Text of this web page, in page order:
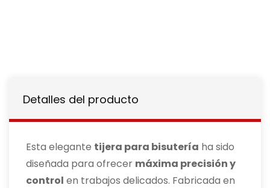
Detalles del producto
Esta elegante tijera para bisutería ha sido
diseñada para ofrecer máxima precisión y
control en trabajos delicados. Fabricada en